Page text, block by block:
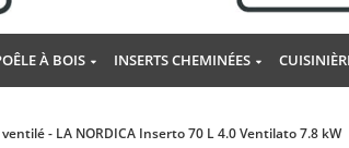
À BOIS INSERTS CHEMINÉES
- LA NORDICA Inserto 70 L 4.0 Ventilato 7.8 kW